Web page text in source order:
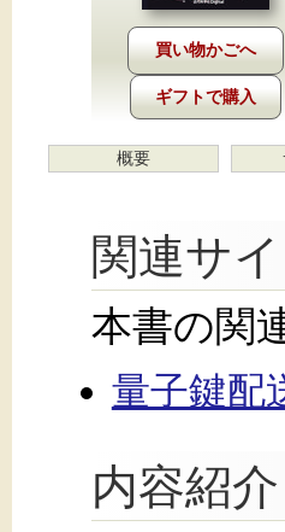
ギフトで購入
概要
関連サイ
本書の関
量子鍵配
内容紹介